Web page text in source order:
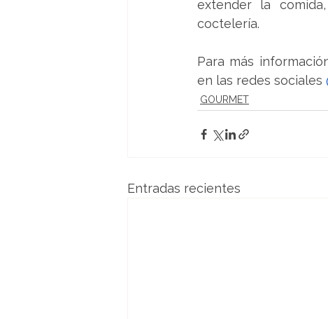
extender la
coctelería.
Para más
en las redes sociales
GOURMET
Entradas recientes